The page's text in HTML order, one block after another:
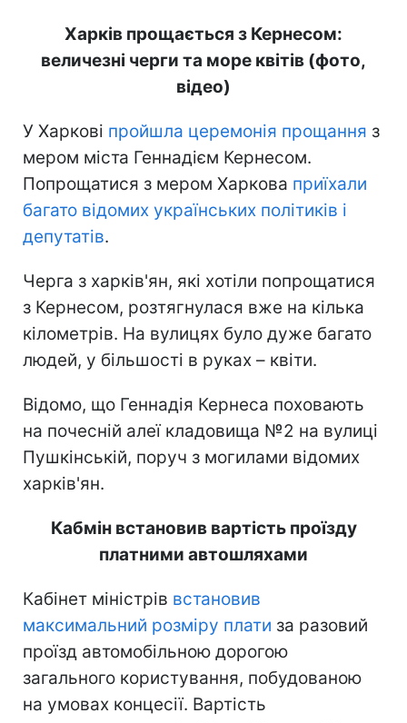
Харків прощається з Кернесом:
величезні черги та море квітів (фото,
відео)
У Харкові пройшла церемонія прощання з
мером міста Геннадієм Кернесом.
Попрощатися з мером Харкова приїхали
багато відомих українських політиків і
депутатів.
Черга з харків'ян, які хотіли попрощатися
з Кернесом, розтягнулася вже на кілька
кілометрів. На вулицях було дуже багато
людей, у більшості в руках – квіти.
Відомо, що Геннадія Кернеса поховають
на почесній алеї кладовища №2 на вулиці
Пушкінській, поруч з могилами відомих
харків'ян.
Кабмін встановив вартість проїзду
платними автошляхами
Кабінет міністрів встановив
максимальний розміру плати за разовий
проїзд автомобільною дорогою
загального користування, побудованою
на умовах концесії. Вартість